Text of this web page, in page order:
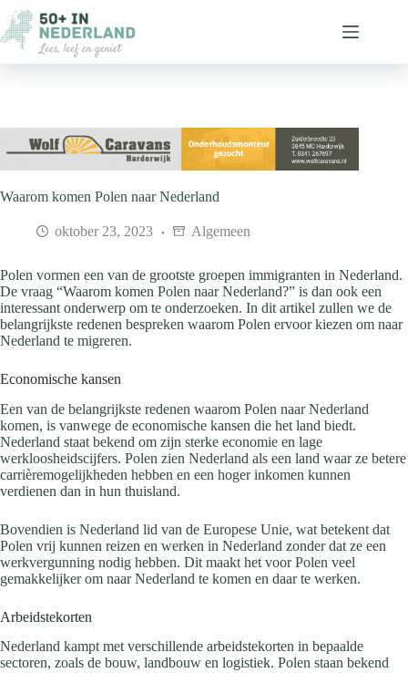
naar
de
inhoud
Waarom komen Polen naar Nederland
oktober 23, 2023 Algemeen
Polen vormen een van de grootste groepen immigranten in Nederland.
De vraag “Waarom komen Polen naar Nederland?” is dan ook een
interessant onderwerp om te onderzoeken. In dit artikel zullen we de
belangrijkste redenen bespreken waarom Polen ervoor kiezen om naar
Nederland te migreren.
Economische kansen
Een van de belangrijkste redenen waarom Polen naar Nederland
komen, is vanwege de economische kansen die het land biedt.
Nederland staat bekend om zijn sterke economie en lage
werkloosheidscijfers. Polen zien Nederland als een land waar ze betere
carrièremogelijkheden hebben en een hoger inkomen kunnen
verdienen dan in hun thuisland.
Bovendien is Nederland lid van de Europese Unie, wat betekent dat
Polen vrij kunnen reizen en werken in Nederland zonder dat ze een
werkvergunning nodig hebben. Dit maakt het voor Polen veel
gemakkelijker om naar Nederland te komen en daar te werken.
Arbeidstekorten
Nederland kampt met verschillende arbeidstekorten in bepaalde
sectoren, zoals de bouw, landbouw en logistiek. Polen staan bekend